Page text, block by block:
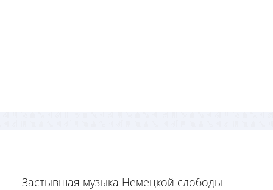
Застывшая музыка Немецкой слободы